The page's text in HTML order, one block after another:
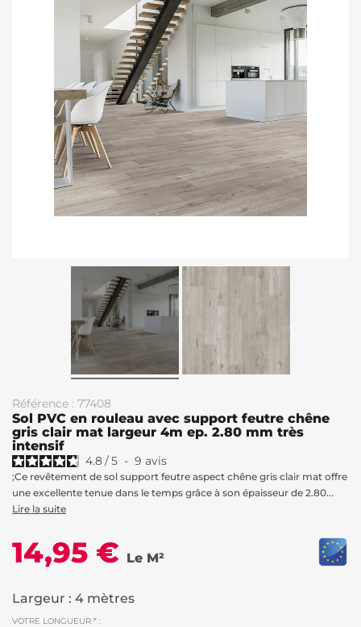
Référence : 77408
Sol PVC en rouleau avec support feutre chêne
gris clair mat largeur 4m ep. 2.80 mm très
intensif
4.8/5 - 9 avis
;Ce revêtement de sol support feutre aspect chêne gris clair mat offre
une excellente tenue dans le temps grâce à son épaisseur de 2.80...
Lire la suite
14,95 € Le M²
Largeur : 4 mètres
VOTRE LONGUEUR * :